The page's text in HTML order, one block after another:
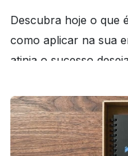
Descubra hoje o que
como aplicar na sua
atinja o sucesso